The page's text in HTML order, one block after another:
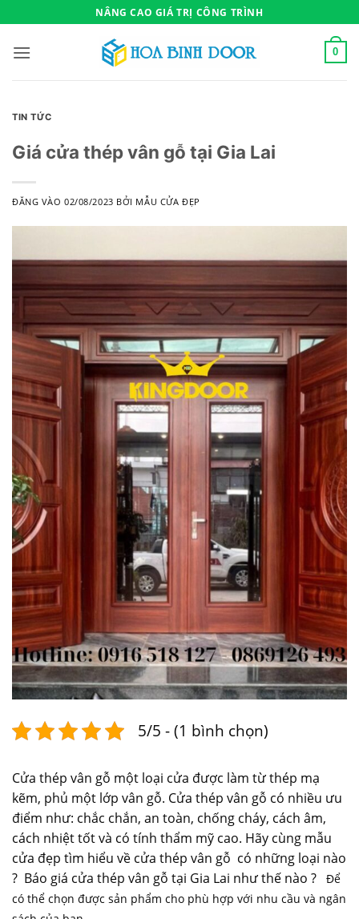
qua
nội
NÂNG CAO GIÁ TRỊ CÔNG TRÌNH
0
TIN TỨC
Giá cửa thép vân gỗ tại Gia Lai
ĐĂNG VÀO02/08/2023 BỞI MẪU CỬA ĐẸP
5/5 - (1 bình chọn)
Cửa thép vân gỗ một loại cửa được làm từ thép mạ
kẽm, phủ một lớp vân gỗ. Cửa thép vân gỗ có nhiều ưu
điểm như: chắc chắn, an toàn, chống cháy, cách âm,
cách nhiệt tốt và có tính thẩm mỹ cao. Hãy cùng mẫu
cửa đẹp tìm hiểu về cửa thép vân gỗ có những loại nào
? Báo giá cửa thép vân gỗ tại Gia Lai như thế nào ?
Để
có thể chọn được sản phẩm cho phù hợp với nhu cầu và ngân